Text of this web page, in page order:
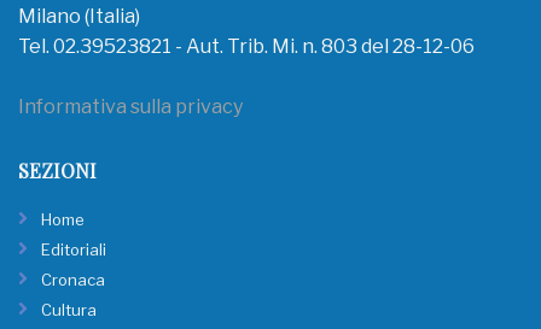
Milano (Italia)
Tel. 02.39523821 - Aut. Trib. Mi. n. 803 del 28-12-06
Informativa sulla privacy
SEZIONI
Home
Editoriali
Cronaca
Cultura